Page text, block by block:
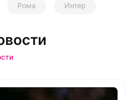
Рома Интер